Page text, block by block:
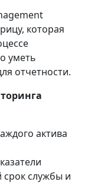
которая
уметь
отчетности.
актива
срок службы и